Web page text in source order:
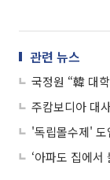
관련 뉴스
‘아파도 집에